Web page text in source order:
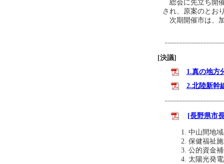
総会に先立ち開
され、原案のとお
次期開催市は、
[決議]
1.真の地方
2.北陸新幹
[長野県市
中山間地
保健福祉
公的資金
太陽光発